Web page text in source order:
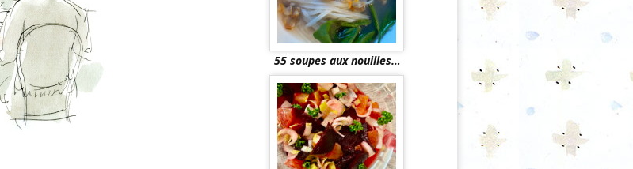
55 soupes aux nouilles…